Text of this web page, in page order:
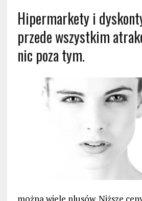
Hipermarkety i
przede wszystkim
nic poza tym.